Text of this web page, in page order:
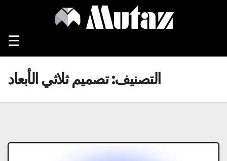
☰
التصنيف:تصميم ثلاثي الأبعاد